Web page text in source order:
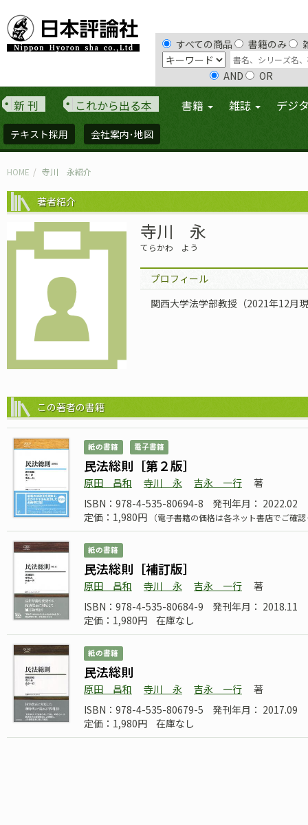
すべての商品 書籍のみ
AND OR
新 刊 これから出る本 書籍 雑誌 デジ
テキスト採用 会社案内･地図
HOME 寺川 永紹介
著者紹介
寺川 永
てらかわ よう
プロフィール
関西大学法学部教授（2021年12月
この著者の書籍
紙の書籍 電子書籍
民法総則［第２版］
原田 昌和 寺川 永 吉永 一行
著
ISBN：978-4-535-80694-8
発刊年月： 2022.02
定価：1,980円
（電子書籍の価格は各ネット書店でご確
紙の書籍
民法総則［補訂版］
原田 昌和 寺川 永 吉永 一行
著
ISBN：978-4-535-80684-9
発刊年月： 2018.11
定価：1,980円
在庫なし
紙の書籍
民法総則
原田 昌和 寺川 永 吉永 一行
著
ISBN：978-4-535-80679-5
発刊年月： 2017.09
定価：1,980円
在庫なし